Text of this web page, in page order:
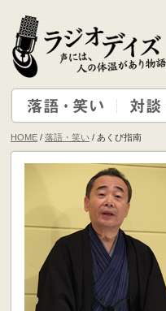
HOME / 落語・笑い / あくび指南